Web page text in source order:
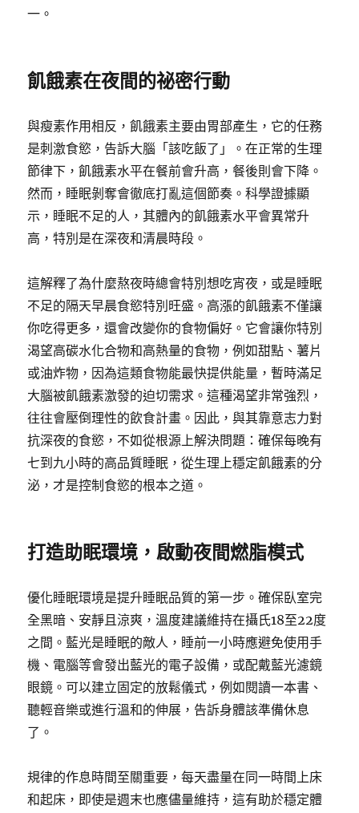
一。
飢餓素在夜間的祕密行動
與瘦素作用相反，飢餓素主要由胃部產生，它的任務
是刺激食慾，告訴大腦「該吃飯了」。在正常的生理
節律下，飢餓素水平在餐前會升高，餐後則會下降。
然而，睡眠剝奪會徹底打亂這個節奏。科學證據顯
示，睡眠不足的人，其體內的飢餓素水平會異常升
高，特別是在深夜和清晨時段。
這解釋了為什麼熬夜時總會特別想吃宵夜，或是睡眠
不足的隔天早晨食慾特別旺盛。高漲的飢餓素不僅讓
你吃得更多，還會改變你的食物偏好。它會讓你特別
渴望高碳水化合物和高熱量的食物，例如甜點、薯片
或油炸物，因為這類食物能最快提供能量，暫時滿足
大腦被飢餓素激發的迫切需求。這種渴望非常強烈，
往往會壓倒理性的飲食計畫。因此，與其靠意志力對
抗深夜的食慾，不如從根源上解決問題：確保每晚有
七到九小時的高品質睡眠，從生理上穩定飢餓素的分
泌，才是控制食慾的根本之道。
打造助眠環境，啟動夜間燃脂模式
優化睡眠環境是提升睡眠品質的第一步。確保臥室完
全黑暗、安靜且涼爽，溫度建議維持在攝氏18至22度
之間。藍光是睡眠的敵人，睡前一小時應避免使用手
機、電腦等會發出藍光的電子設備，或配戴藍光濾鏡
眼鏡。可以建立固定的放鬆儀式，例如閱讀一本書、
聽輕音樂或進行溫和的伸展，告訴身體該準備休息
了。
規律的作息時間至關重要，每天盡量在同一時間上床
和起床，即使是週末也應儘量維持，這有助於穩定體